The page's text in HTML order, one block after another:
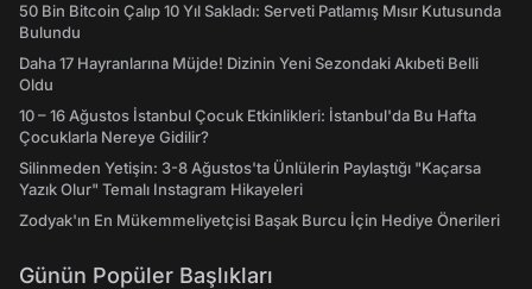
50 Bin Bitcoin Çalıp 10 Yıl Sakladı: Serveti Patlamış Mısır Kutusunda
Bulundu
Daha 17 Hayranlarına Müjde! Dizinin Yeni Sezondaki Akıbeti Belli
Oldu
10 – 16 Ağustos İstanbul Çocuk Etkinlikleri: İstanbul'da Bu Hafta
Çocuklarla Nereye Gidilir?
Silinmeden Yetişin: 3-8 Ağustos'ta Ünlülerin Paylaştığı "Kaçarsa
Yazık Olur" Temalı Instagram Hikayeleri
Zodyak'ın En Mükemmeliyetçisi Başak Burcu İçin Hediye Önerileri
Günün Popüler Başlıkları